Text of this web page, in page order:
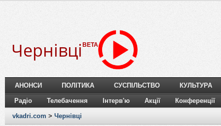
Чернівці BETA
АНОНСИ ПОЛІТИКА СУСПІЛЬСТВО КУЛЬТУРА
Радіо Телебачення Інтерв'ю Акції Конференції
vkadri.com > Чернівці